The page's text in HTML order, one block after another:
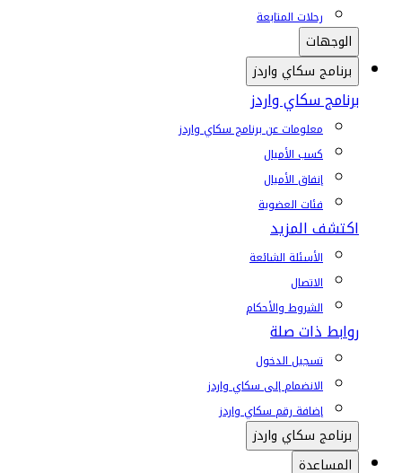
رحلات المتابعة
الوجهات
برنامج سكاي واردز
برنامج سكاي واردز
معلومات عن برنامج سكاي واردز
كسب الأميال
إنفاق الأميال
فئات العضوية
اكتشف المزيد
الأسئلة الشائعة
الاتصال
الشروط والأحكام
روابط ذات صلة
تسجيل الدخول
الانضمام إلى سكاي واردز
إضافة رقم سكاي واردز
برنامج سكاي واردز
المساعدة